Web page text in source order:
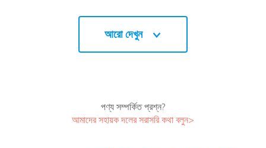
আরো দেখুন
পণ্য সম্পর্কিত প্রশ্ন?
আমাদের সহায়ক দলের সরাসরি কথা বলুন>